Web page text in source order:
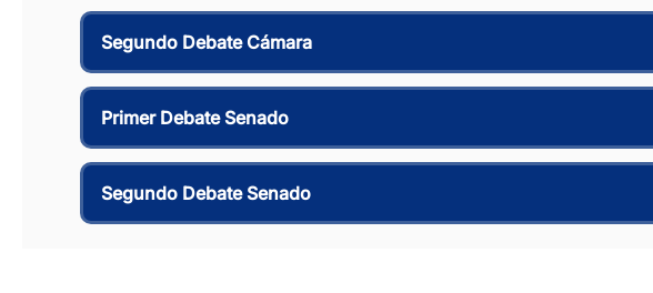
Segundo Debate Cámara
Primer Debate Senado
Segundo Debate Senado